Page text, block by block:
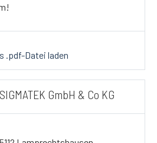
.pdf-Datei laden
SIGMATEK GmbH & Co KG